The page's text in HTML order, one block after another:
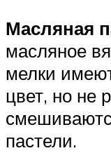
Масляная
масляное
мелки
цвет, но не
пастели.